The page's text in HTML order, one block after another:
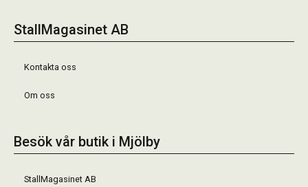
StallMagasinet AB
Kontakta oss
Om oss
Besök vår butik i Mjölby
StallMagasinet AB